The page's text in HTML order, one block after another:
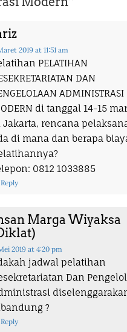
2019at 11:51 am
PELATIHAN
DAN
ADMINISTRASI
di tanggal 14-15
Jakarta, rencana
di mana dan berapa
0812 1033885
Reply
Marga Wiyaksa
2019at 4:20 pm
jadwal pelatihan
Dan
?
Reply